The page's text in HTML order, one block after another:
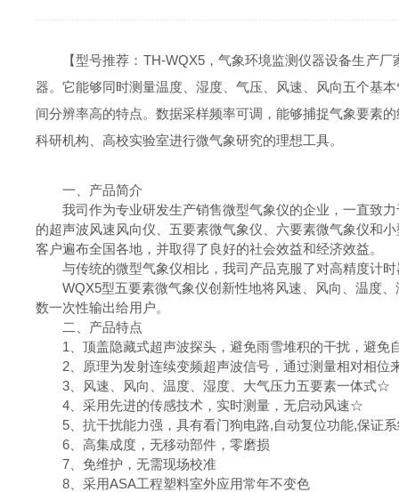
【型号推荐： TH-WQX5，气象环境监测仪器设备生产
器。它能够同时测量温度、湿度、气压、风速、风向五个基
间分辨率高的特点。数据采样频率可调，能够捕捉气象要素
科研机构、高校实验室进行微气象研究的理想工具。
一、产品简介
我司作为专业研发生产销售微型气象仪的企业，一直致
的超声波风速风向仪、五要素微气象仪、六要素微气象仪和
客户遍布全国各地，并取得了良好的社会效益和经济效益。
与传统的微型气象仪相比，我司产品克服了对高精度计
WQX5型五要素微气象仪创新性地将风速、风向、温度
数一次性输出给用户。
二、产品特点
1、顶盖隐藏式超声波探头，避免雨雪堆积的干扰，避
2、原理为发射连续变频超声波信号，通过测量相对相
3、风速、风向、温度、湿度、大气压力五要素一体式☆
4、采用先进的传感技术，实时测量，无启动风速☆
5、抗干扰能力强，具有看门狗电路,自动复位功能,保证
6、高集成度，无移动部件，零磨损
7、免维护，无需现场校准
8、采用ASA工程塑料室外应用常年不变色